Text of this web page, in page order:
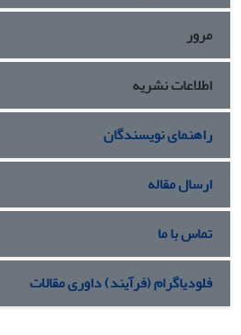
مرور
اطلاعات نشریه
راهنمای نویسندگان
ارسال مقاله
تماس با ما
فلودیاگرام (فرآیند) داوری مقالات